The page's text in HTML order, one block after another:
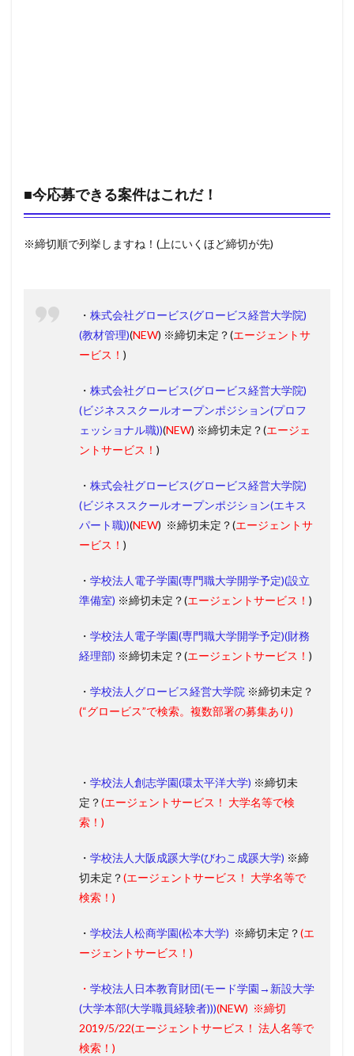
■今応募できる案件はこれだ！
※締切順で列挙しますね！(上にいくほど締切が先)
・ 株式会社グロービス(グロービス経営大学院)
(教材管理)(NEW) ※締切未定？(エージェントサ
ービス！ )
・ 株式会社グロービス(グロービス経営大学院)
(ビジネススクールオープンポジション(プロフ
ェッショナル職))(NEW) ※締切未定？(エージェ
ントサービス！ )
・ 株式会社グロービス(グロービス経営大学院)
(ビジネススクールオープンポジション(エキス
パート職))(NEW) ※締切未定？(エージェントサ
ービス！ )
・ 学校法人電子学園(専門職大学開学予定)(設立
準備室) ※締切未定？(エージェントサービス！ )
・ 学校法人電子学園(専門職大学開学予定)(財務
経理部) ※締切未定？(エージェントサービス！ )
・ 学校法人グロービス経営大学院 ※締切未定？
(“グロービス”で検索。複数部署の募集あり)
・ 学校法人創志学園(環太平洋大学) ※締切未
定？(エージェントサービス！ 大学名等で検
索！)
・ 学校法人大阪成蹊大学(びわこ成蹊大学) ※締
切未定？(エージェントサービス！ 大学名等で
検索！)
・ 学校法人松商学園(松本大学) ※締切未定？(エ
ージェントサービス！)
・ 学校法人日本教育財団(モード学園→新設大学
(大学本部(大学職員経験者)))(NEW) ※締切
2019/5/22(エージェントサービス！ 法人名等で
検索！)